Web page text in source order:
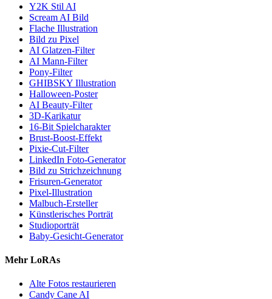
Y2K Stil AI
Scream AI Bild
Flache Illustration
Bild zu Pixel
AI Glatzen-Filter
AI Mann-Filter
Pony-Filter
GHIBSKY Illustration
Halloween-Poster
AI Beauty-Filter
3D-Karikatur
16-Bit Spielcharakter
Brust-Boost-Effekt
Pixie-Cut-Filter
LinkedIn Foto-Generator
Bild zu Strichzeichnung
Frisuren-Generator
Pixel-Illustration
Malbuch-Ersteller
Künstlerisches Porträt
Studioporträt
Baby-Gesicht-Generator
Mehr LoRAs
Alte Fotos restaurieren
Candy Cane AI